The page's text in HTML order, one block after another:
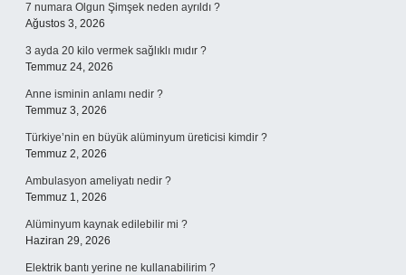
7 numara Olgun Şimşek neden ayrıldı ?
Ağustos 3, 2026
3 ayda 20 kilo vermek sağlıklı mıdır ?
Temmuz 24, 2026
Anne isminin anlamı nedir ?
Temmuz 3, 2026
Türkiye’nin en büyük alüminyum üreticisi kimdir ?
Temmuz 2, 2026
Ambulasyon ameliyatı nedir ?
Temmuz 1, 2026
Alüminyum kaynak edilebilir mi ?
Haziran 29, 2026
Elektrik bantı yerine ne kullanabilirim ?